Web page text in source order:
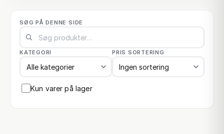
SØG PÅ DENNE SIDE
KATEGORI PRIS SORTERING
Kun varer på lager